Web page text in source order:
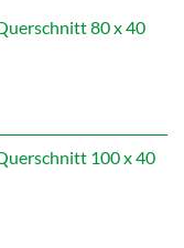
80 x 40
100 x 40